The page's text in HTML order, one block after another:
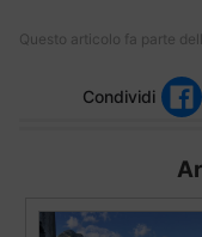
Questo articolo fa parte
Condividi